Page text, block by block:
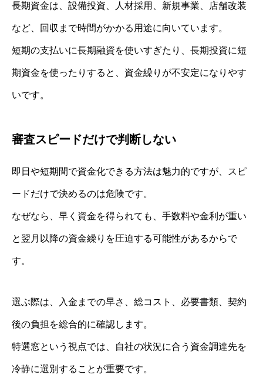
長期資金は、設備投資、人材採用、新規事業、店舗改装
など、回収まで時間がかかる用途に向いています。
短期の支払いに長期融資を使いすぎたり、長期投資に短
期資金を使ったりすると、資金繰りが不安定になりやす
いです。
審査スピードだけで判断しない
即日や短期間で資金化できる方法は魅力的ですが、スピ
ードだけで決めるのは危険です。
なぜなら、早く資金を得られても、手数料や金利が重い
と翌月以降の資金繰りを圧迫する可能性があるからで
す。
選ぶ際は、入金までの早さ、総コスト、必要書類、契約
後の負担を総合的に確認します。
特選窓という視点では、自社の状況に合う資金調達先を
冷静に選別することが重要です。